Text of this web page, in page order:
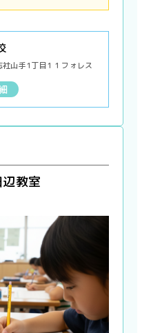
社山手1丁目1 1 フォレス
教室